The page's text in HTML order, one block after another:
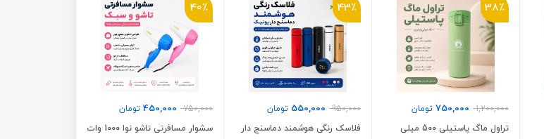
38٪
1,200,000
750,000 تومان
تراول ماگ پاستیلی 500 میلی
43٪
950,000
550,000 تومان
فلاسک رنگی هوشمند دماسنج دار
40٪
750,000
450,000 تومان
سشوار مسافرتی تاشو نوا 1000 وات